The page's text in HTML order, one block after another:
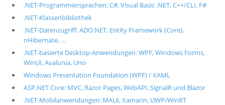
.NET-Programmiersprachen: C#, Visual Basic .NET, C++/CLI, F#
.NET-Klassenbibliothek
.NET-Datenzugriff: ADO.NET, Entity Framework (Core),
nHibernate, …
.NET-basierte Desktop-Anwendungen: WPF, Windows Forms,
WinUI, Avalonia, Uno
Windows Presentation Foundation (WPF) / XAML
ASP.NET Core: MVC, Razor Pages, WebAPI, SignalR und Blazor
.NET-Mobilanwendungen: MAUI, Xamarin, UWP/WinRT